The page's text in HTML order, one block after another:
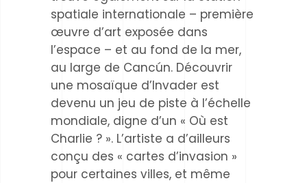
spatiale internationale – première
œuvre d’art exposée dans
l’espace – et au fond de la mer,
au large de Cancún. Découvrir
une mosaïque d’Invader est
devenu un jeu de piste à l’échelle
mondiale, digne d’un « Où est
Charlie ? ». L’artiste a d’ailleurs
conçu des « cartes d’invasion »
pour certaines villes, et même